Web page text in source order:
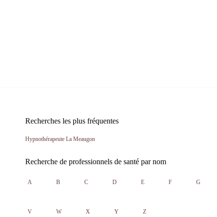
Recherches les plus fréquentes
Hypnothérapeute La Meaugon
Recherche de professionnels de santé par nom
A B C D E F G
V W X Y Z